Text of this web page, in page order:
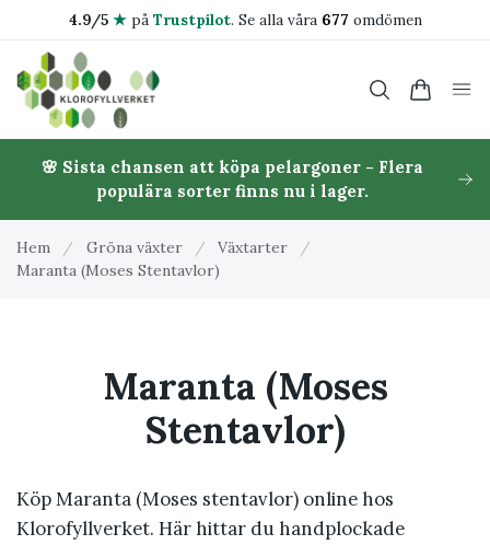
4.9/5 ★på Trustpilot. Se alla våra 677 omdömen
🌸 Sista chansen att köpa pelargoner - Flera
populära sorter finns nu i lager.
Hem / Gröna växter / Växtarter
/
Maranta (Moses Stentavlor)
Maranta (Moses
Stentavlor)
Köp Maranta (Moses stentavlor) online hos
Klorofyllverket. Här hittar du handplockade